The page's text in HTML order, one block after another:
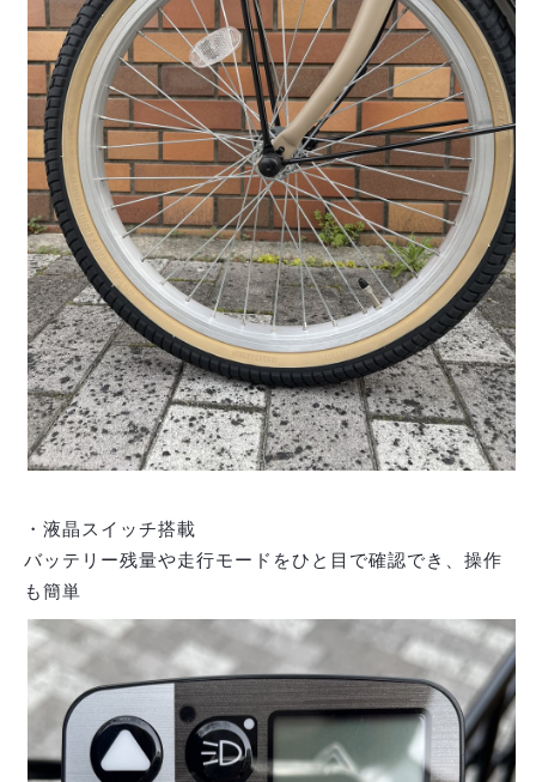
・液晶スイッチ搭載
バッテリー残量や走行モードをひと目で確認でき、操作
も簡単